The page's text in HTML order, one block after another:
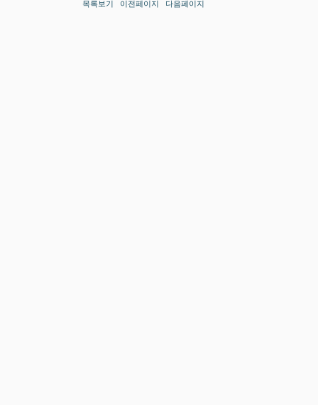
목록보기 이전페이지 다음페이지